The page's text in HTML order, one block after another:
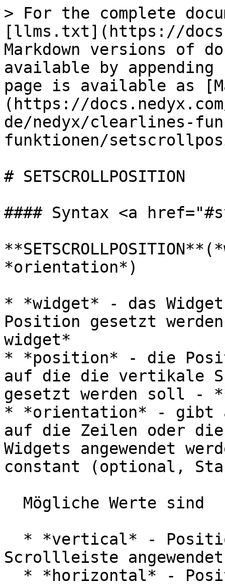
> For the complete
[llms.txt](https://
Markdown versions of
available by
page is available as
(https://
de/nedyx/clearlines-
funktionen/
# SETSCROLLPOSITION
#### Syntax <a
*orientation*)
* *widget* - das
Position gesetzt
widget*
* *position* - die
auf die die vertikale
gesetzt werden soll -
* *orientation* - gibt
auf die Zeilen oder
Widgets angewendet
constant (optional,
Scrollleiste angewendet